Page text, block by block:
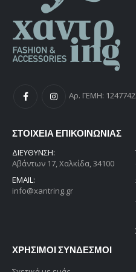
Αρ. ΓΕΜΗ:
ΣΤΟΙΧΕΙΑ ΕΠΙΚΟΙΝΩΝΙΑΣ
ΔΙΕΎΘΥΝΣΗ:
Αβάντων 17, Χαλκίδα, 34100
EMAIL:
info@xantring.gr
ΧΡΗΣΙΜΟΙ ΣΥΝΔΕΣΜΟΙ